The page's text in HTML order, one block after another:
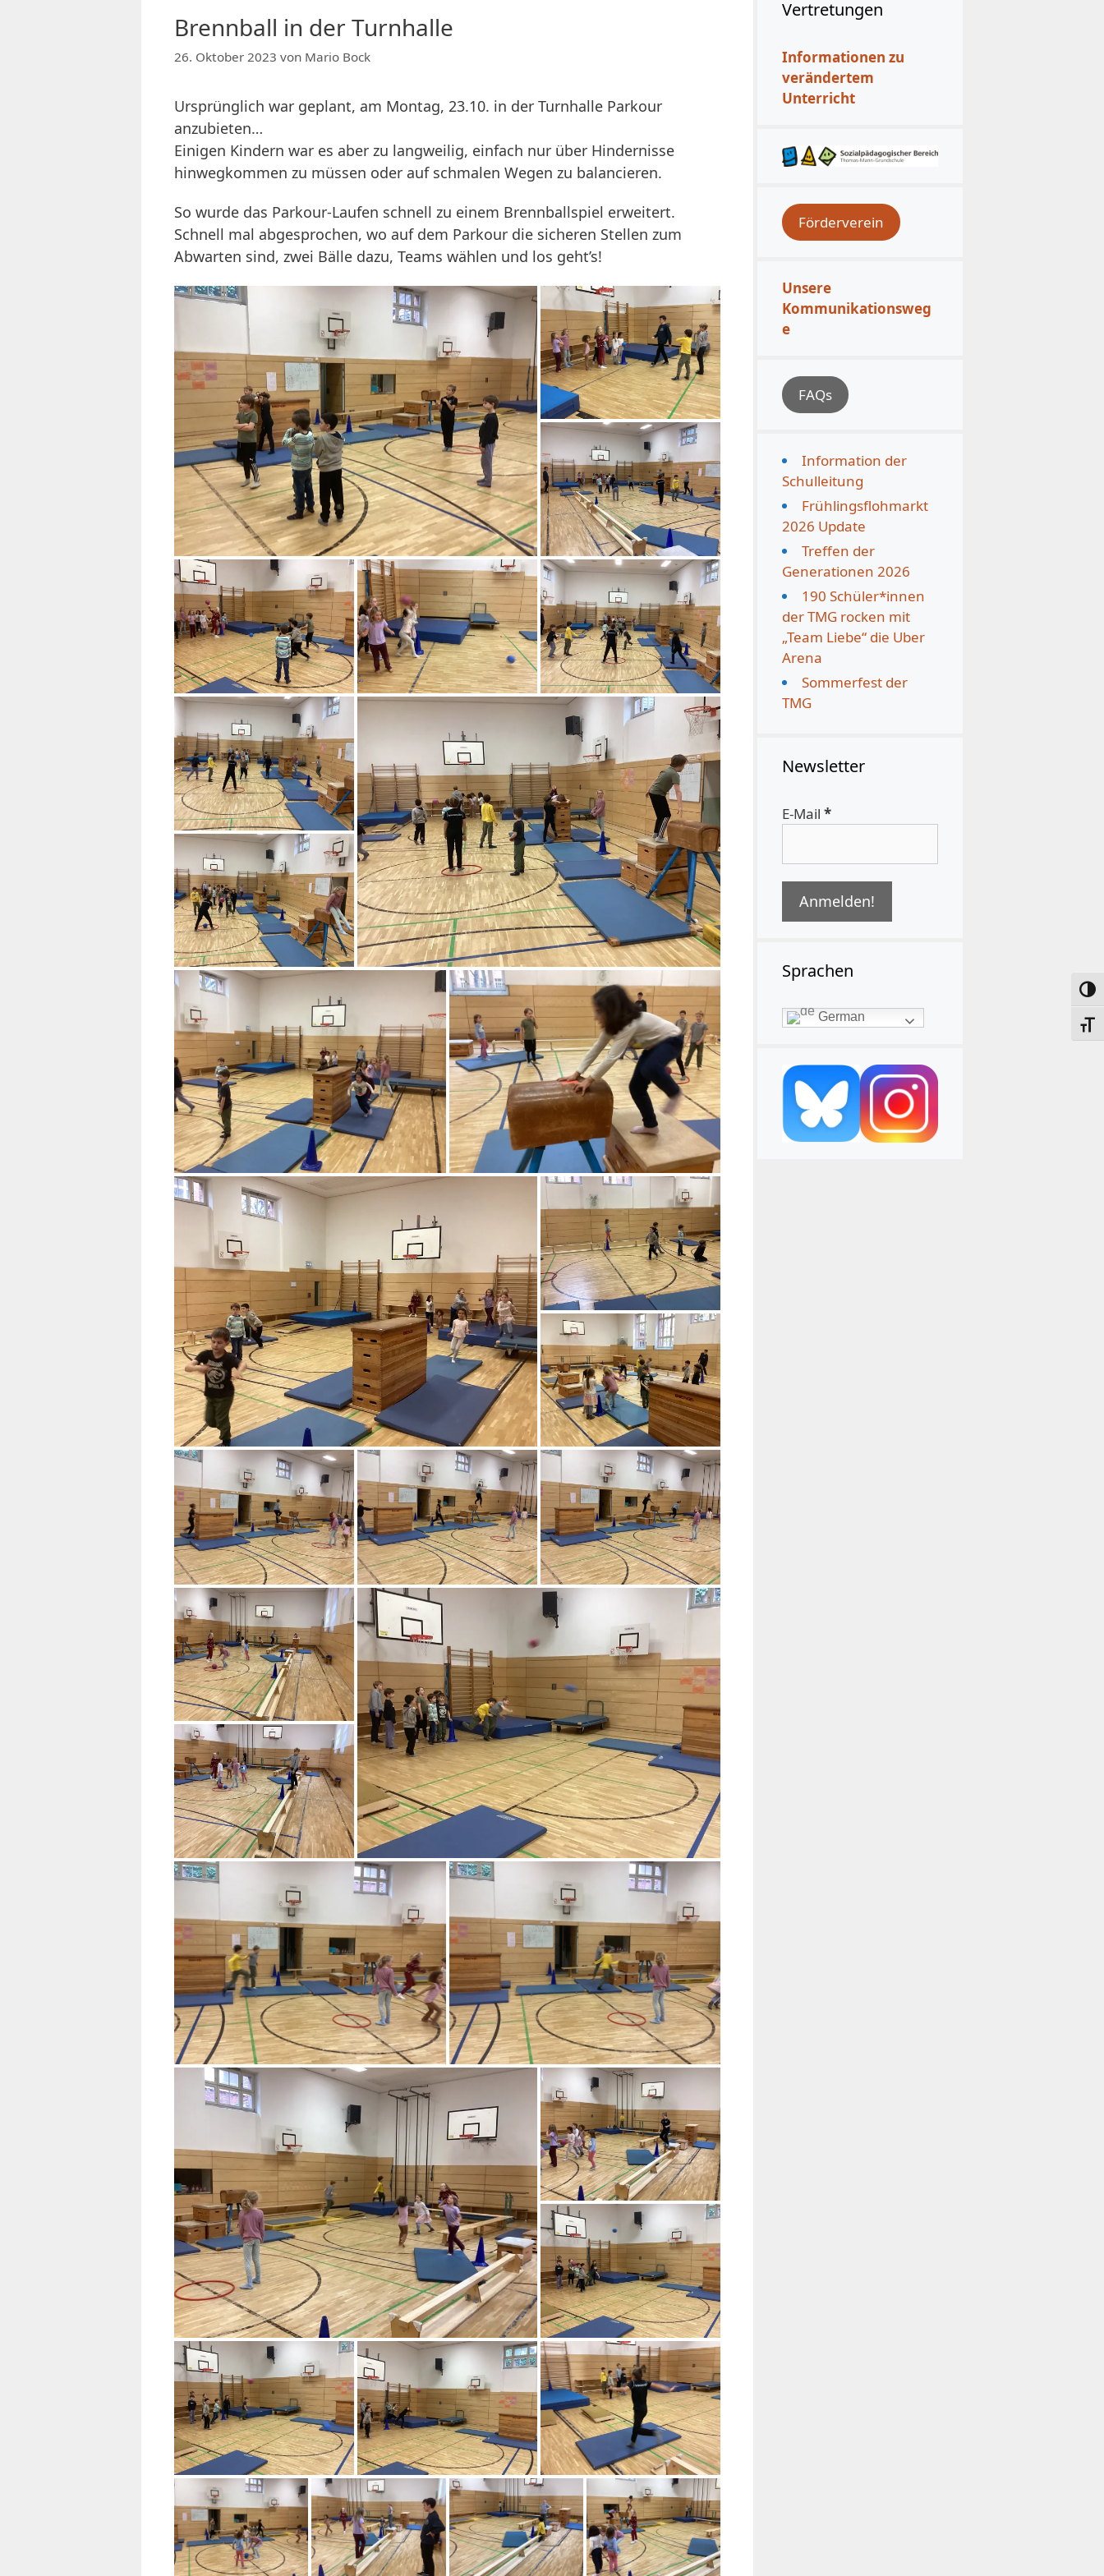
Brennball in der Turnhalle
26. Oktober 2023 von Mario Bock
Ursprünglich war geplant, am Montag, 23.10. in der Turnhalle Parkour
anzubieten…
Einigen Kindern war es aber zu langweilig, einfach nur über Hindernisse
hinwegkommen zu müssen oder auf schmalen Wegen zu balancieren.
So wurde das Parkour-Laufen schnell zu einem Brennballspiel erweitert.
Schnell mal abgesprochen, wo auf dem Parkour die sicheren Stellen zum
Abwarten sind, zwei Bälle dazu, Teams wählen und los geht’s!
Vertretungen
Informationen zu
verändertem
Unterricht
Förderverein
Unsere
Kommunikationsweg
e
FAQs
Information der
Schulleitung
Frühlingsflohmarkt
2026 Update
Treffen der
Generationen 2026
190 Schüler*innen
der TMG rocken mit
„Team Liebe“ die Uber
Arena
Sommerfest der
TMG
Newsletter
E-Mail *
Sprachen
German